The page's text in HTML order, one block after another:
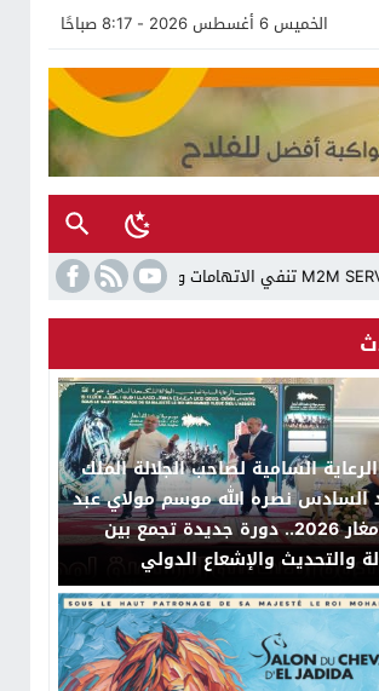
الخميس 6 أغسطس 2026 - 8:17 صباحًا
السامية لصاحب الجلالة الملك
السادس نصره الله موسم مولاي عبد
الله أمغار 2026.. دورة جديدة تجمع بين
والتحديث والإشعاع الدولي